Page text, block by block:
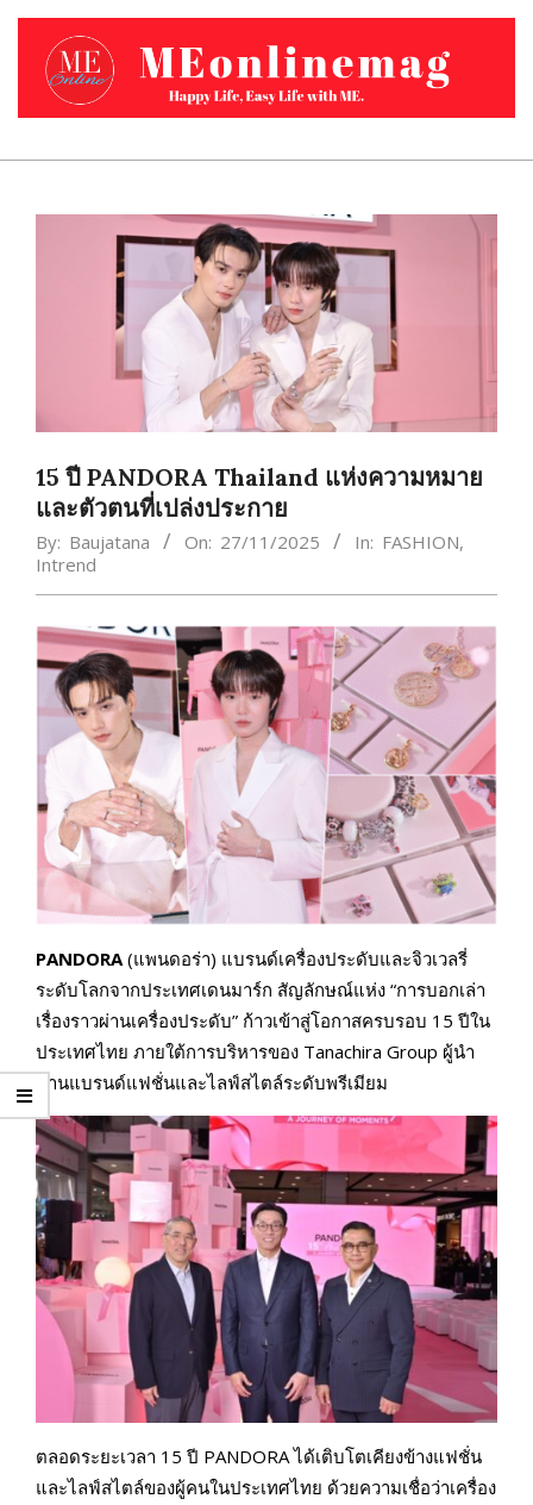
Skip
content
Primary
15 ปี PANDORA Thailand แห่งความหมาย
และตัวตนที่เปล่งประกาย
By: Baujatana On: 27/11/2025 In: FASHION,
Intrend
PANDORA (แพนดอร่า) แบรนด์เครื่องประดับและจิวเวลรี่
ระดับโลกจากประเทศเดนมาร์ก สัญลักษณ์แห่ง “การบอกเล่า
เรื่องราวผ่านเครื่องประดับ” ก้าวเข้าสู่โอกาสครบรอบ 15 ปีใน
ประเทศไทย ภายใต้การบริหารของ Tanachira Group ผู้นำ
ด้านแบรนด์แฟชั่นและไลฟ์สไตล์ระดับพรีเมียม
ตลอดระยะเวลา 15 ปี PANDORA ได้เติบโตเคียงข้างแฟชั่น
และไลฟ์สไตล์ของผู้คนในประเทศไทย ด้วยความเชื่อว่าเครื่อง